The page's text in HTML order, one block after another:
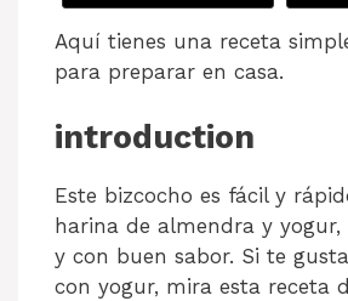
Aquí tienes una receta
para preparar en casa.
introduction
Este bizcocho es fácil y
harina de almendra y
y con buen sabor. Si te
con yogur, mira esta receta